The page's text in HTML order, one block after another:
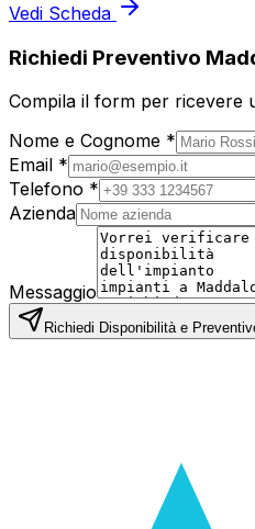
Vedi Scheda
Richiedi Preventivo
Compila il form per ricevere
Nome e Cognome *
Email *
Telefono *
Azienda
Messaggio
Richiedi Disponibilità e